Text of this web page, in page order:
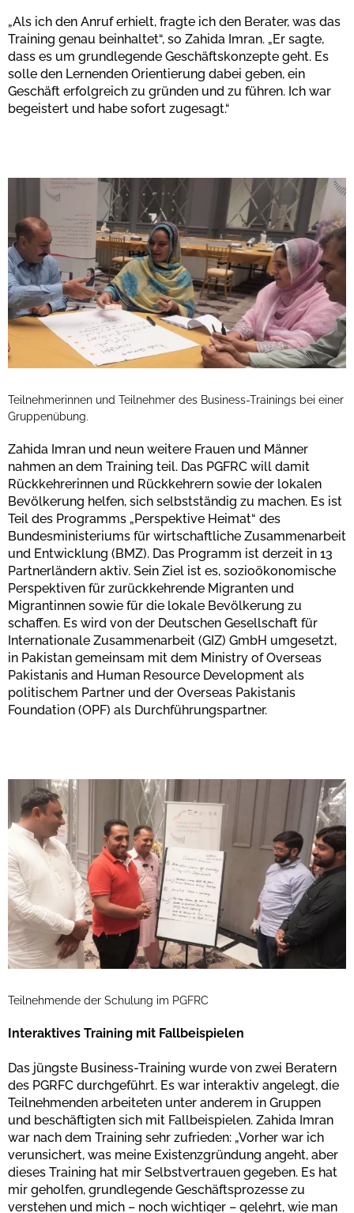
„Als ich den Anruf erhielt, fragte ich den Berater, was das
Training genau beinhaltet“, so Zahida Imran. „Er sagte,
dass es um grundlegende Geschäftskonzepte geht. Es
solle den Lernenden Orientierung dabei geben, ein
Geschäft erfolgreich zu gründen und zu führen. Ich war
begeistert und habe sofort zugesagt.“
Teilnehmerinnen und Teilnehmer des Business-Trainings bei einer
Gruppenübung.
Zahida Imran und neun weitere Frauen und Männer
nahmen an dem Training teil. Das PGFRC will damit
Rückkehrerinnen und Rückkehrern sowie der lokalen
Bevölkerung helfen, sich selbstständig zu machen. Es ist
Teil des Programms „Perspektive Heimat“ des
Bundesministeriums für wirtschaftliche Zusammenarbeit
und Entwicklung (BMZ). Das Programm ist derzeit in 13
Partnerländern aktiv. Sein Ziel ist es, sozioökonomische
Perspektiven für zurückkehrende Migranten und
Migrantinnen sowie für die lokale Bevölkerung zu
schaffen. Es wird von der Deutschen Gesellschaft für
Internationale Zusammenarbeit (GIZ) GmbH umgesetzt,
in Pakistan gemeinsam mit dem Ministry of Overseas
Pakistanis and Human Resource Development als
politischem Partner und der Overseas Pakistanis
Foundation (OPF) als Durchführungspartner.
Teilnehmende der Schulung im PGFRC
Interaktives Training mit Fallbeispielen
Das jüngste Business-Training wurde von zwei Beratern
des PGRFC durchgeführt. Es war interaktiv angelegt, die
Teilnehmenden arbeiteten unter anderem in Gruppen
und beschäftigten sich mit Fallbeispielen. Zahida Imran
war nach dem Training sehr zufrieden: „Vorher war ich
verunsichert, was meine Existenzgründung angeht, aber
dieses Training hat mir Selbstvertrauen gegeben. Es hat
mir geholfen, grundlegende Geschäftsprozesse zu
verstehen und mich – noch wichtiger – gelehrt, wie man